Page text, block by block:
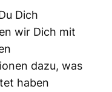
Dich
wir Dich mit
dazu, was
haben